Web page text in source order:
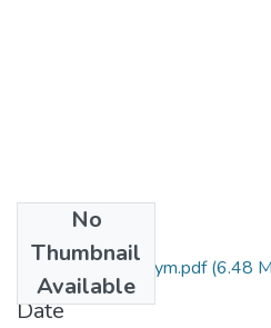
No
Thumbnail
Available
Bouabdellah Rym.pdf(6.48
Date